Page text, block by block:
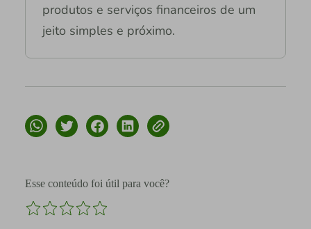
produtos e serviços financeiros de um
jeito simples e próximo.
Esse conteúdo foi útil para você?